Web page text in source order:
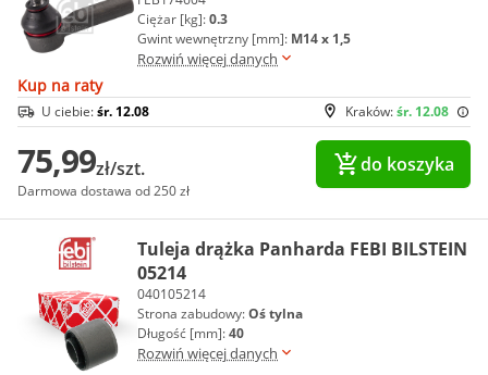
Ciężar [kg]:0.3
Gwint wewnętrzny [mm]: M14 x 1,5
Rozwiń więcej danych
Kup na raty
Kraków:śr. 12.08
U ciebie:śr. 12.08
75,99zł/szt.
Darmowa dostawa od 250 zł
do koszyka
Tuleja drążka Panharda FEBI BILSTEIN
05214
040105214
Strona zabudowy:Oś tylna
Długość [mm]:40
Rozwiń więcej danych